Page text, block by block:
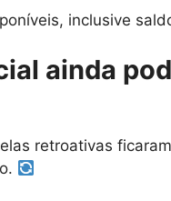
inclusive
ainda
retroativas